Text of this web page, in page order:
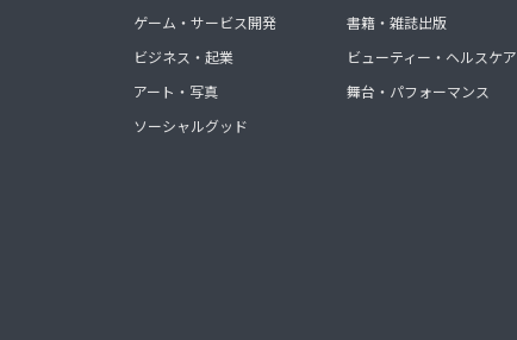
ゲーム・サービス開発
ビジネス・起業
アート・写真
ソーシャルグッド
書籍・雑誌出版
ビューティー・ヘルスケア
舞台・パフォーマンス